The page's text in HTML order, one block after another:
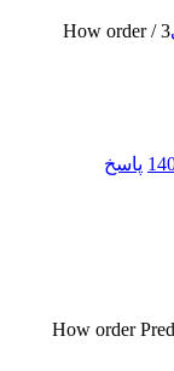
3
/
How order
پاسخ
How order